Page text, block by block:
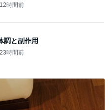
12時間前
調と副作用
23時間前